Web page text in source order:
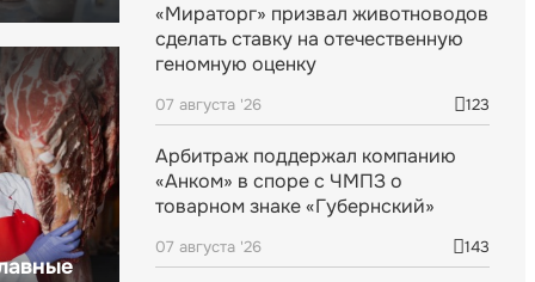
«Мираторг» призвал животноводов
сделать ставку на отечественную
геномную оценку
07 августа '26 123
Арбитраж поддержал компанию
«Анком» в споре с ЧМПЗ о
товарном знаке «Губернский»
07 августа '26 143